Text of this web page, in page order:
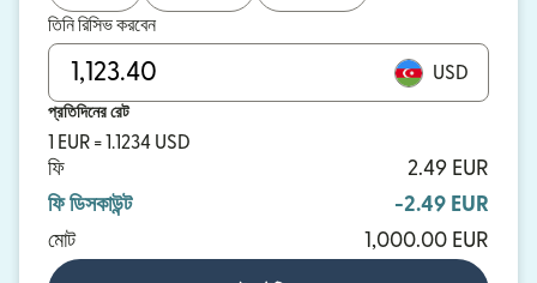
তিনি রিসিভ করবেন
USD
প্রতিদিনের রেট
1 EUR = 1.1234 USD
ফি
2.49 EUR
ফি ডিসকাউন্ট
-2.49 EUR
মোট
1,000.00 EUR